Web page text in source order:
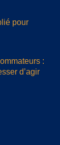
pour
:
d’agir